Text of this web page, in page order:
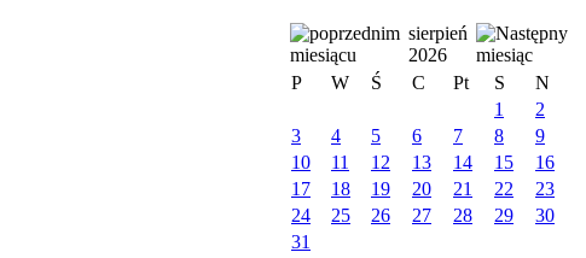
sierpień
2026
P
W Ś C Pt S
N
1
2
3
4 5 6 7 8
9
10
11 12 13 14 15
16
17
18 19 20 21 22
23
24
25 26 27 28 29
30
31